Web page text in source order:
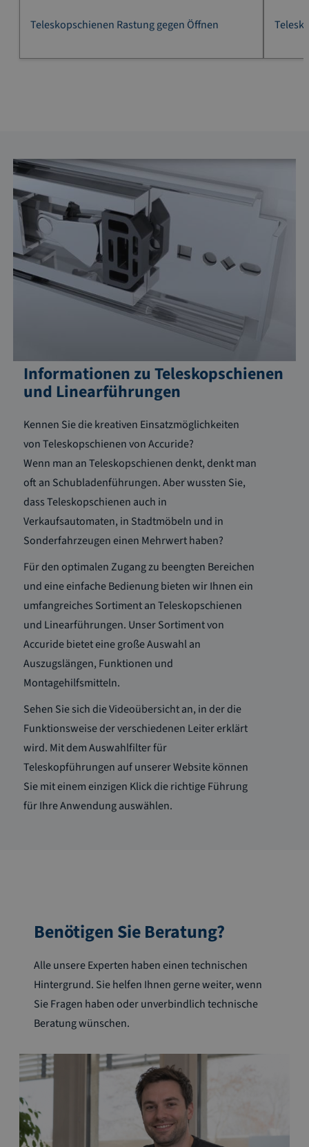
Teleskopschienen Rastung gegen Öffnen
Informationen zu Teleskopschienen
und Linearführungen
Kennen Sie die kreativen Einsatzmöglichkeiten
von Teleskopschienen von Accuride?
Wenn man an Teleskopschienen denkt, denkt man
oft an Schubladenführungen. Aber wussten Sie,
dass Teleskopschienen auch in
Verkaufsautomaten, in Stadtmöbeln und in
Sonderfahrzeugen einen Mehrwert haben?
Für den optimalen Zugang zu beengten Bereichen
und eine einfache Bedienung bieten wir Ihnen ein
umfangreiches Sortiment an Teleskopschienen
und Linearführungen. Unser Sortiment von
Accuride bietet eine große Auswahl an
Auszugslängen, Funktionen und
Montagehilfsmitteln.
Sehen Sie sich die Videoübersicht an, in der die
Funktionsweise der verschiedenen Leiter erklärt
wird. Mit dem Auswahlfilter für
Teleskopführungen auf unserer Website können
Sie mit einem einzigen Klick die richtige Führung
für Ihre Anwendung auswählen.
Benötigen Sie Beratung?
Alle unsere Experten haben einen technischen
Hintergrund. Sie helfen Ihnen gerne weiter, wenn
Sie Fragen haben oder unverbindlich technische
Beratung wünschen.